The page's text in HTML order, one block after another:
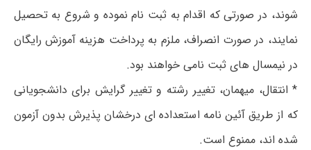
شوند، در صورتی که اقدام به ثبت نام نموده و شروع به تحصیل
نمایند، در صورت انصراف، ملزم به پرداخت هزینه آموزش رایگان
در نیمسال های ثبت نامی خواهند بود.
* انتقال، میهمان، تغییر رشته و تغییر گرایش برای دانشجویانی
که از طریق آئین نامه استعداده ای درخشان پذیرش بدون آزمون
شده اند، ممنوع است.